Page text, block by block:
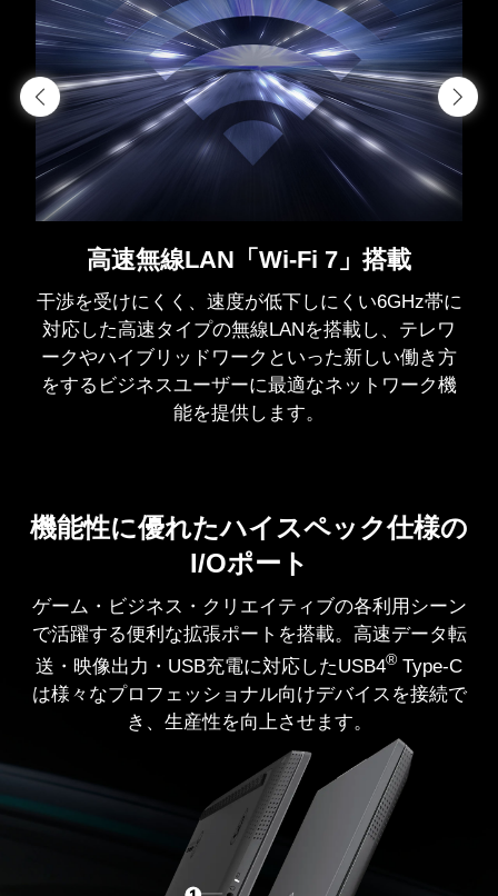
ディスクリートグラフィックスモー
ド
CPU内蔵GPUを無効化して専用GPUのみ動作させ
ることでゲーミングパフォーマンス向上に加え、
ソフトウェアとの互換性や安定性を向上。
機能性に優れたハイスペック仕様の
I/Oポート
ゲーム・ビジネス・クリエイティブの各利用シーン
で活躍する便利な拡張ポートを搭載。高速データ転
送・映像出力・USB充電に対応したUSB4® Type-C
は様々なプロフェッショナル向けデバイスを接続で
き、生産性を向上させます。